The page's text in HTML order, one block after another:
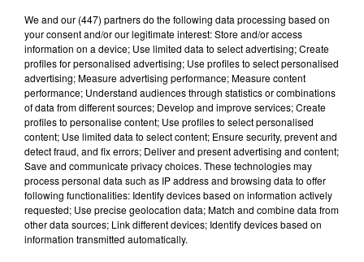
Lecture (2 min 14 sec)
100%
We and our (447) partnersdo the following data processing based on
your consent and/or our legitimate interest: Store and/or access
information on a device; Use limited data to select advertising; Create
profiles for personalised advertising; Use profiles to select personalised
advertising; Measure advertising performance; Measure content
performance; Understand audiences through statistics or combinations
of data from different sources; Develop and improve services; Create
profiles to personalise content; Use profiles to select personalised
content; Use limited data to select content; Ensure security, prevent and
detect fraud, and fix errors; Deliver and present advertising and content;
Save and communicate privacy choices. These technologies may
process personal data such as IP address and browsing data to offer
following functionalities: Identify devices based on information actively
requested; Use precise geolocation data; Match and combine data from
other data sources; Link different devices; Identify devices based on
information transmitted automatically.